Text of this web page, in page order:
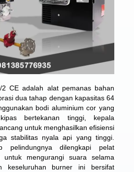
CE adalah alat pemanas bahan
dua tahap dengan kapasitas 64
bodi aluminium cor yang
bertekanan tinggi, kepala
untuk menghasilkan efisiensi
stabilitas nyala api yang tinggi.
pelindungnya dilengkapi pelat
untuk mengurangi suara selama
keseluruhan burner ini bersifat